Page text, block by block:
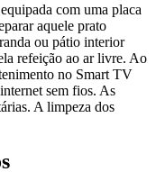
com uma placa
aquele prato
ou pátio interior
refeição ao ar livre. Ao
no Smart TV
sem fios. As
A limpeza dos